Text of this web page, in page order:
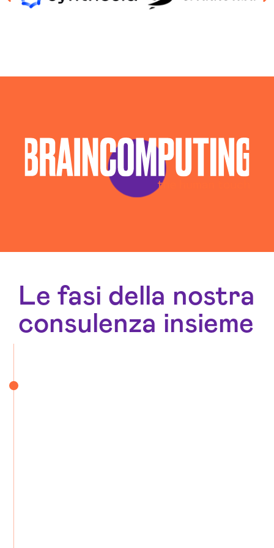
Le fasi della nostra
consulenza insieme